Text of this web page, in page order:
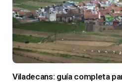
Viladecans: guía completa